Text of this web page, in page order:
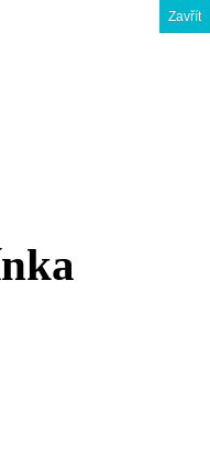
Zavřít